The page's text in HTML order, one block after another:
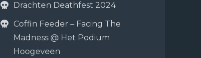
Drachten Deathfest 2024
Coffin Feeder – Facing The
Madness @ Het Podium
Hoogeveen